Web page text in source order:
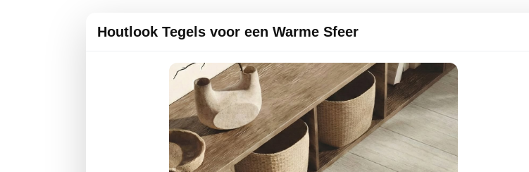
Houtlook Tegels voor een Warme Sfeer